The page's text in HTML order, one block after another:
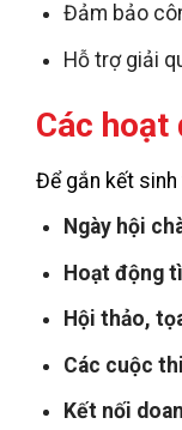
Đảm bảo
Hỗ trợ giải
Các hoạt
Để gắn kết
Ngày hội
Hoạt động
Hội thảo,
Các cuộc
Kết nối